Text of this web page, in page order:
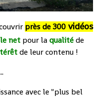
près de 300 vidéos
net pour laqualitéde
de leur contenu !
avec le "plus bel